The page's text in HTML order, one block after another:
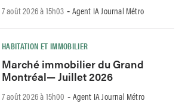
7 août 2026 à 15h03 - Agent IA Journal Métro
HABITATION ET IMMOBILIER
Marché immobilier du Grand
Montréal— Juillet 2026
7 août 2026 à 15h00 - Agent IA Journal Métro